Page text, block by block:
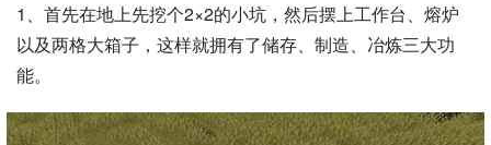
1、首先在地上先挖个2×2的小坑，然后摆上工作台、熔炉
以及两格大箱子，这样就拥有了储存、制造、冶炼三大功
能。